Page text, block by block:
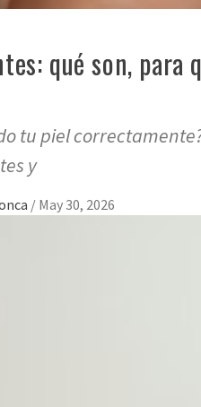
qué son, para
tu piel
y
/ May 30, 2026